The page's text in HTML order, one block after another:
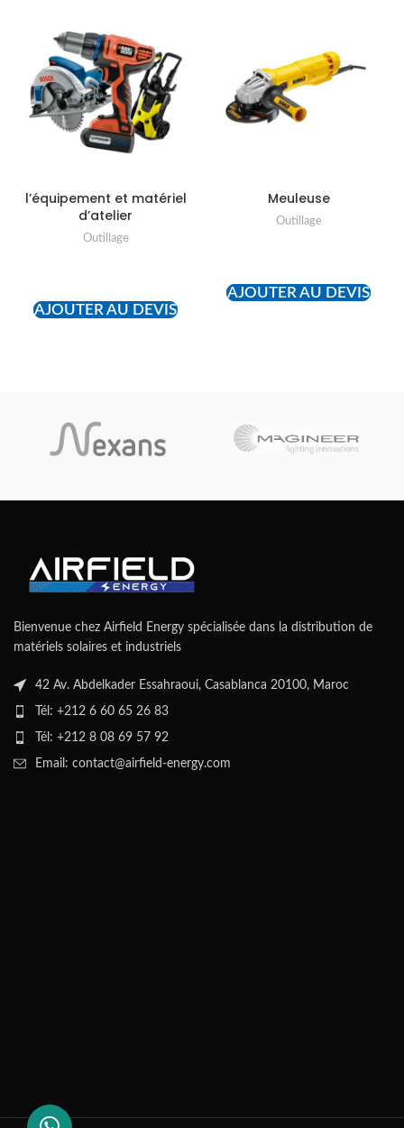
l’équipement et matériel
d’atelier
Outillage
AJOUTER AU DEVIS
Meuleuse
Outillage
AJOUTER AU DEVIS
Bienvenue chez Airfield Energy spécialisée dans la distribution de
matériels solaires et industriels
42 Av. Abdelkader Essahraoui, Casablanca 20100, Maroc
Tél: +212 6 60 65 26 83
Tél: +212 8 08 69 57 92
Email: contact@airfield-energy.com